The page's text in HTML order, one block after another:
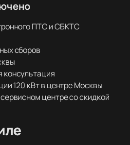
ПТС и СБКТС
сборов
120 кВт в центре Москвы
центре со скидкой